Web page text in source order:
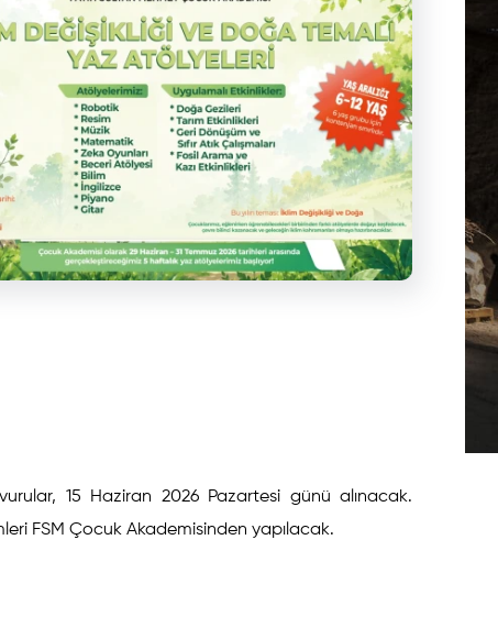
15 Haziran 2026 Pazartesi günü alınacak.
FSM Çocuk Akademisinden yapılacak.